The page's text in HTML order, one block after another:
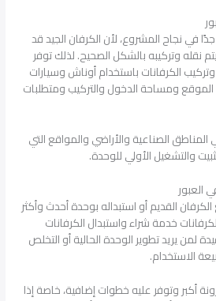
في نجاح المشروع، لأن الكرفان الجيد قد
نقله وتركيبه بالشكل الصحيح. لذلك توفر
الكرفانات باستخدام أوناش وسيارات
ومساحة الدخول والتركيب ومتطلبات
الصناعية والأراضي والمواقع التي
والتشغيل الأولي للوحدة.
العبور
القديم أو استبداله بوحدة أحدث وأكثر
خدمة شراء واستبدال الكرفانات
يريد تطوير الوحدة الحالية أو التخلص
الاستخدام.
أكبر وتوفر عليه خطوات إضافية، خاصة إذا